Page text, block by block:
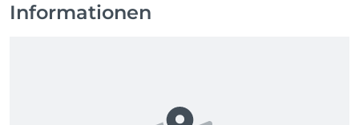
Informationen